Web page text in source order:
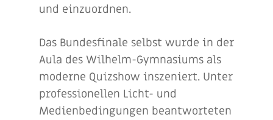
und einzuordnen.
Das Bundesfinale selbst wurde in der
Aula des Wilhelm-Gymnasiums als
moderne Quizshow inszeniert. Unter
professionellen Licht- und
Medienbedingungen beantworteten